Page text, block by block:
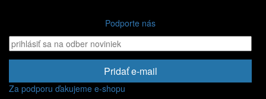
Podporte nás
Pridať e-mail
Za podporu ďakujeme e-shopu